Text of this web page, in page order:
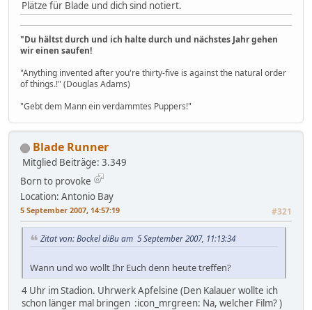
Plätze für Blade und dich sind notiert.
"Du hältst durch und ich halte durch und nächstes Jahr gehen
wir einen saufen!
"Anything invented after you're thirty-five is against the natural order
of things.!" (Douglas Adams)
"Gebt dem Mann ein verdammtes Puppers!"
Blade Runner
Mitglied Beiträge: 3.349
Born to provoke
Location: Antonio Bay
5 September 2007, 14:57:19 #321
Zitat von: Bockel diBu am 5 September 2007, 11:13:34
Wann und wo wollt Ihr Euch denn heute treffen?
4 Uhr im Stadion. Uhrwerk Apfelsine (Den Kalauer wollte ich
schon länger mal bringen :icon_mrgreen: Na, welcher Film? )